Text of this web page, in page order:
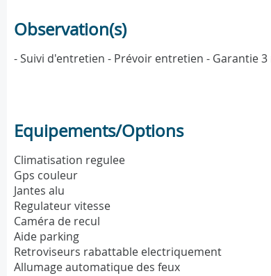
Observation(s)
- Suivi d'entretien - Prévoir entretien - Garantie
Equipements/Options
Climatisation regulee
Gps couleur
Jantes alu
Regulateur vitesse
Caméra de recul
Aide parking
Retroviseurs rabattable electriquement
Allumage automatique des feux